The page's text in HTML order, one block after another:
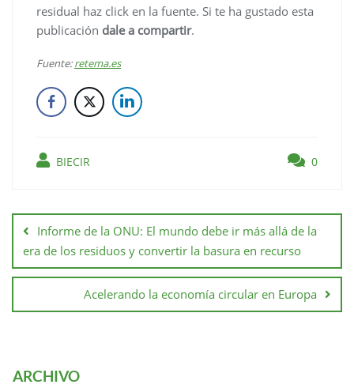
residual haz click en la fuente. Si te ha gustado esta
publicación dale a compartir.
Fuente:retema.es
BIECIR 0
Informe de la ONU: El mundo debe ir más allá de la
era de los residuos y convertir la basura en recurso
Acelerando la economía circular en Europa
ARCHIVO